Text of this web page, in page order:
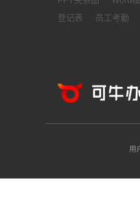
登记表
员工考勤
用